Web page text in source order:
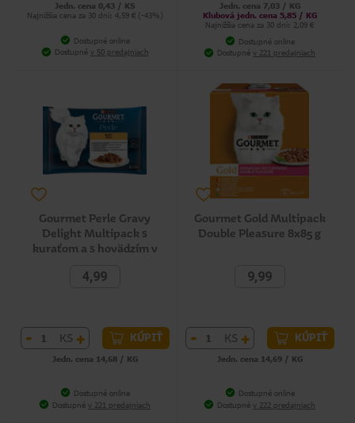
Jedn. cena 0,43 / KS
Najnižšia cena za 30 dní: 4,59 € (-43%)
Dostupné online
Dostupné v 50 predajniach
Jedn. cena 7,03 / KG
Klubová jedn. cena 5,85 / KG
Najnižšia cena za 30 dní: 2,09 €
Dostupné online
Dostupné v 221 predajniach
Gourmet Perle Gravy
Delight Multipack s
kuraťom a s hovädzím v
g
4,99
- KS + KÚPIŤ
Jedn. cena 14,68 / KG
Dostupné online
Dostupné v 221 predajniach
Gourmet Gold Multipack
Double Pleasure 8x85 g
9,99
- KS + KÚPIŤ
Jedn. cena 14,69 / KG
Dostupné online
Dostupné v 222 predajniach